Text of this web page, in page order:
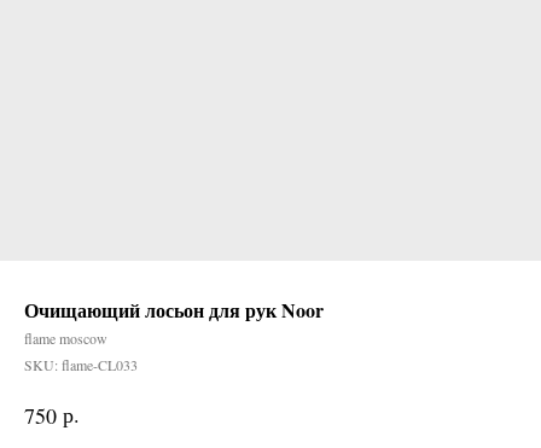
Очищающий лосьон для рук Noor
flame moscow
SKU: flame-CL033
750 р.